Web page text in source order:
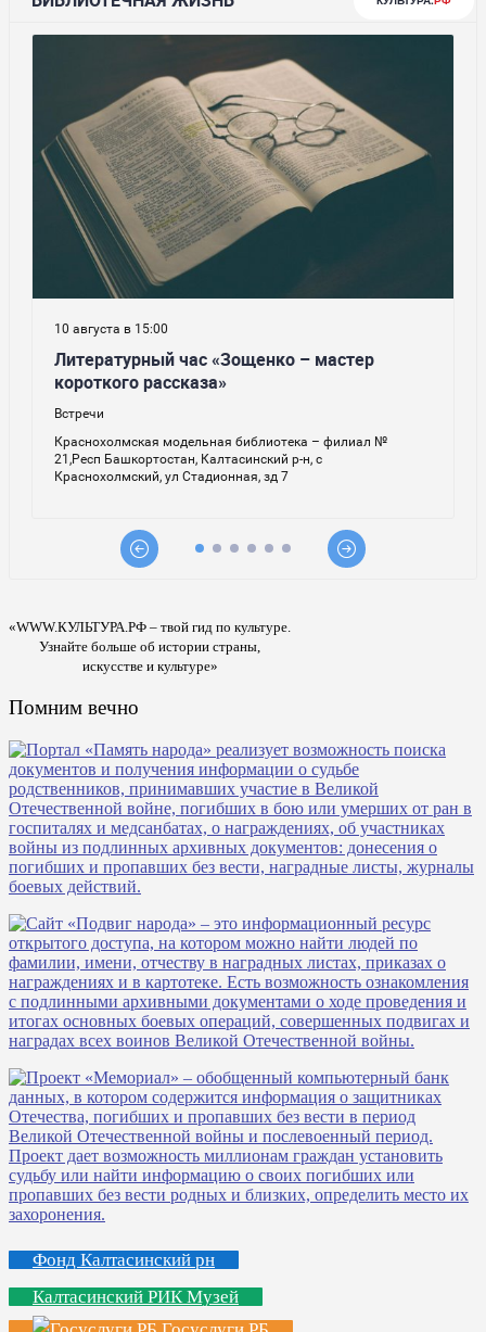
«WWW.КУЛЬТУРА.РФ – твой гид по культуре.
Узнайте больше об истории страны,
искусстве и культуре»
Помним вечно
Фонд Калтасинский рн
Калтасинский РИК Музей